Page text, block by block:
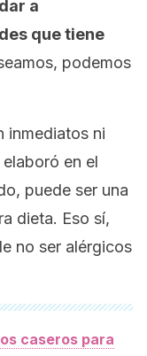
a
que tiene
podemos
inmediatos ni
en el
puede ser una
dieta. Eso sí,
no ser alérgicos
caseros para